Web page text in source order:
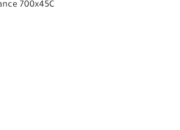
700x45C